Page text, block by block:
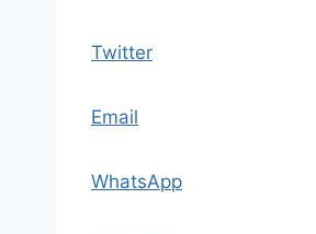
Twitter
Email
WhatsApp